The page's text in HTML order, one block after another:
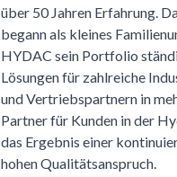
über 50 Jahren Erfahrung.
begann als kleines
HYDAC sein Portfolio
Lösungen für zahlreiche
und Vertriebspartnern in
Partner für Kunden in der
das Ergebnis einer
hohen Qualitätsanspruch.